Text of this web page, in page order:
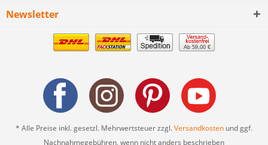
Newsletter
Ab 59,00 €
* Alle Preise inkl. gesetzl. Mehrwertsteuer zzgl.Versandkosten und ggf.
Nachnahmegebühren, wenn nicht anders beschrieben